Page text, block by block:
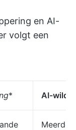
en AI-
volgt een
* AI-